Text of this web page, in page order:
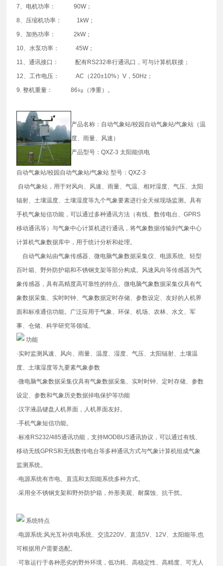
7、电机功率： 90W；
8、压缩机功率： 1kW；
9、加热功率： 2kW；
10、水泵功率： 45W；
11、通讯接口： 配有RS232串行通讯口，可与计算机联接；
12、工作电压： AC（220±10%）V，50Hz；
9. 整机重量： 86㎏（净重）。
产品名称：自动气象站/校园自动气象站/气象站（温
度、雨量、风速）
产品型号：QXZ-3 太阳能供电
自动气象站/校园自动气象站/气象站 型号：QXZ-3
自动气象站，用于对风向、风速、雨量、气温、相对湿度、气压、太阳
辐射、土壤温度、土壤湿度等九个气象要素进行全天候现场监测。具有
手机气象短信功能，可以通过多种通讯方法（有线、数传电台、GPRS
移动通讯等）与气象中心计算机进行通讯，将气象数据传输到气象中心
计算机气象数据库中，用于统计分析和处理。
自动气象站由气象传感器、微电脑气象数据采集仪、电源系统、轻型
百叶箱、野外防护箱和不锈钢支架等部分构成。风速风向等传感器为气
象传感器，具有高精度高可靠性的特点。微电脑气象数据采集仪具有气
象数据采集、实时时钟、气象数据定时存储、参数设定、友好的人机界
面和标准通信功能。广泛应用于气象、环保、机场、农林、水文、军
事、仓储、科学研究等领域。
功能
·实时监测风速、风向、雨量、温度、湿度、气压、太阳辐射、土壤温
度、土壤湿度等九要素气象参数
·微电脑气象数据采集仪具有气象数据采集、实时时钟、定时存储、参数
设定、参数和气象历史数据掉电保护等功能
·汉字液晶键盘人机界面，人机界面友好。
·手机气象短信功能。
·标准RS232/485通讯功能，支持MODBUS通讯协议，可以通过有线、
移动无线GPRS和无线数传电台等多种通讯方式与气象计算机组成气象
监测系统。
·电源系统有市电、直流和太阳能系统多种方式。
·采用全不锈钢支架和野外防护箱，外形美观、耐腐蚀、抗干扰。
系统特点
·电源系统:风光互补供电系统、交流220V、直流5V、12V、太阳能等,也
可根据用户需要选配。
·可靠运行于各种恶劣的野外环境，低功耗、高稳定性、高精度、可无人